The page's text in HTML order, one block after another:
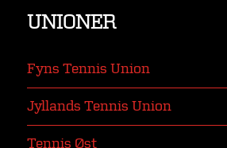
UNIONER
Fyns Tennis Union
Jyllands Tennis Union
Tennis Øst